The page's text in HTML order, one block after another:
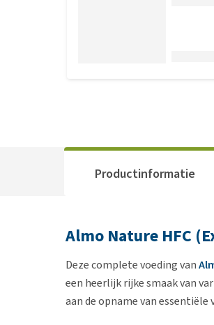
Productinformatie
Almo Nature HFC
Deze complete voeding van
een heerlijk rijke smaak van
aan de opname van